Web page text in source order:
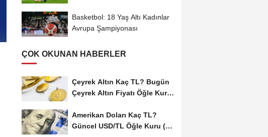
Basketbol: 18 Yaş Altı Kadınlar
Avrupa Şampiyonası
ÇOK OKUNAN HABERLER
Çeyrek Altın Kaç TL? Bugün
Çeyrek Altın Fiyatı Öğle Kuru
Amerikan Doları Kaç TL?
Güncel USD/TL Öğle Kuru (05